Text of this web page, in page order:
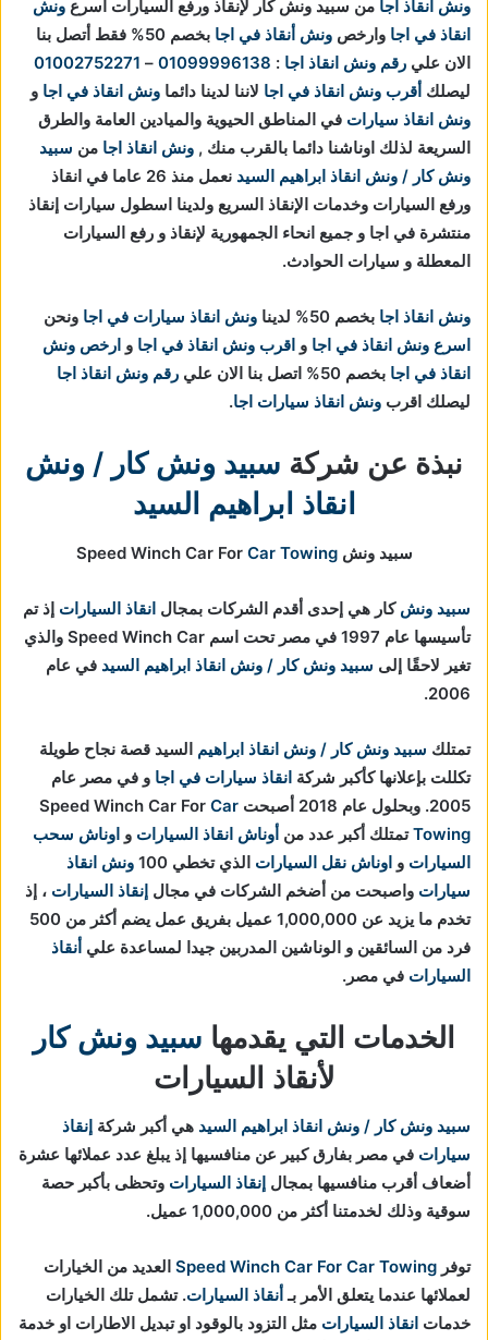
ونش انقاذ اجا من سبيد ونش كار لإنقاذ ورفع السيارات اسرع ونش
انقاذ في اجا وارخص ونش أنقاذ في اجا
بخصم 50% فقط أتصل بنا
الان علي رقم ونش انقاذ اجا :
01099996138
–
01002752271
ليصلك أقرب ونش انقاذ في اجا لاننا لدينا دائما ونش انقاذ في اجا و
ونش انقاذ سيارات في المناطق الحيوية والميادين العامة والطرق
السريعة لذلك اوناشنا دائما بالقرب منك , ونش انقاذ اجا من سبيد
ونش كار / ونش انقاذ ابراهيم السيد
نعمل منذ 26 عاما في انقاذ
ورفع السيارات وخدمات الإنقاذ السريع ولدينا اسطول سيارات إنقاذ
منتشرة في اجا و جميع انحاء الجمهورية لإنقاذ و رفع السيارات
المعطلة و سيارات الحوادث.
ونش انقاذ اجا بخصم 50% لدينا ونش انقاذ سيارات في اجا ونحن
اسرع ونش انقاذ في اجا و اقرب ونش انقاذ في اجا و ارخص ونش
انقاذ في اجا بخصم 50% اتصل بنا الان علي
رقم ونش انقاذ اجا
ليصلك اقرب ونش انقاذ سيارات اجا.
نبذة عن شركة سبيد ونش كار / ونش
انقاذ ابراهيم السيد
سبيد ونش Speed Winch Car ForCar Towing
سبيد ونش كار هي إحدى أقدم الشركات بمجال انقاذ السيارات إذ تم
تأسيسها عام 1997 في مصر تحت اسم Speed Winch Car والذي
تغير لاحقًا إلى سبيد ونش كار / ونش انقاذ ابراهيم السيد في عام
2006.
تمتلك سبيد ونش كار / ونش انقاذ ابراهيم السيد قصة نجاح طويلة
تكللت بإعلانها كأكبر شركة انقاذ سيارات في اجا و في مصر عام
2005. وبحلول عام 2018 أصبحت Speed Winch Car For
Car
Towingتمتلك أكبر عدد من أوناش انقاذ السيارات و اوناش سحب
السيارات و اوناش نقل السيارات الذي تخطي 100
ونش انقاذ
سيارات واصبحت من أضخم الشركات في مجال إنقاذ السيارات ، إذ
تخدم ما يزيد عن 1,000,000 عميل بفريق عمل يضم أكثر من 500
فرد من السائقين و الوناشين المدربين جيدا لمساعدة علي أنقاذ
السيارات في مصر.
الخدمات التي يقدمها سبيد ونش كار
لأنقاذ السيارات
سبيد ونش كار / ونش انقاذ ابراهيم السيد هي أكبر شركة إنقاذ
سيارات في مصر بفارق كبير عن منافسيها إذ يبلغ عدد عملائها عشرة
أضعاف أقرب منافسيها بمجال إنقاذ السيارات وتحظى بأكبر حصة
سوقية وذلك لخدمتنا أكثر من 1,000,000 عميل.
توفر Speed Winch Car For Car Towing العديد من الخيارات
لعملائها عندما يتعلق الأمر بـ أنقاذ السيارات. تشمل تلك الخيارات
خدمات انقاذ السيارات مثل التزود بالوقود او تبديل الاطارات او خدمة